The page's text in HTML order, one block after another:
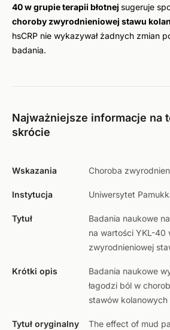
40 w grupie terapii błotnej sugeruje
choroby zwyrodnieniowej stawu
hsCRP nie wykazywał żadnych zmian
badania.
Najważniejsze informacje na
skrócie
Wskazania Choroba
Instytucja Uniwersytet
Tytuł
Badania naukowe
na wartości YKL-40
zwyrodnieniowej
Krótki opis
Badania naukowe
łagodzi ból w
stawów kolanowych
Tytuł oryginalny
The effect of mud